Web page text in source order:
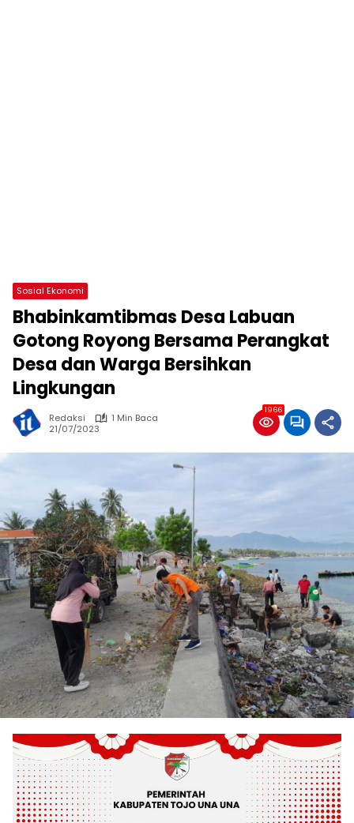
Sosial Ekonomi
Bhabinkamtibmas Desa Labuan
Gotong Royong Bersama Perangkat
Desa dan Warga Bersihkan
Lingkungan
Redaksi
1 Min Baca
21/07/2023
1966